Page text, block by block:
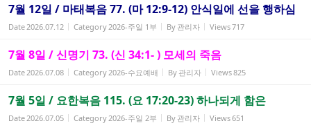
7월 12일 / 마태복음 77. (마 12:9-12) 안식일에 선을 행하심
Date2026.07.12 Category2026-주일 1부 By 관리자 Views717
7월 8일 / 신명기 73. (신 34:1- ) 모세의 죽음
Date2026.07.08 Category2026-수요예배 By 관리자 Views825
7월 5일 / 요한복음 115. (요 17:20-23) 하나되게 함은
Date2026.07.05 Category2026-주일 2부 By 관리자 Views651